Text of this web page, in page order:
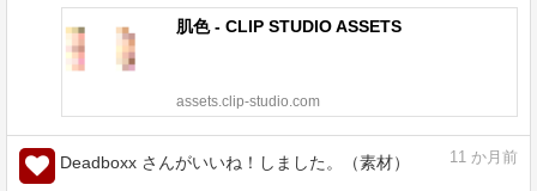
肌色 - CLIP STUDIO ASSETS
assets.clip-studio.com
Deadboxx さんがいいね！しました。（素材） 11 か月前